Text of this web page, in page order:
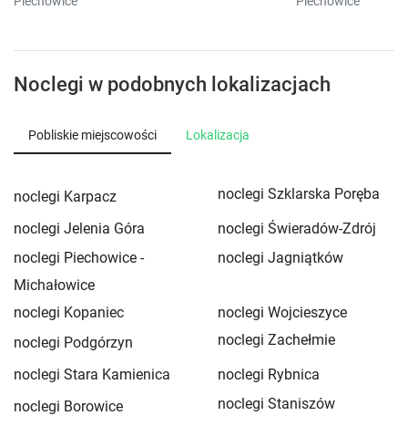
Noclegi w podobnych lokalizacjach
Pobliskie miejscowości Lokalizacja
noclegi Karpacz
noclegi Szklarska Poręba
noclegi Jelenia Góra
noclegi Świeradów-Zdrój
noclegi Piechowice -
Michałowice
noclegi Jagniątków
noclegi Kopaniec
noclegi Wojcieszyce
noclegi Podgórzyn
noclegi Zachełmie
noclegi Stara Kamienica
noclegi Rybnica
noclegi Borowice
noclegi Staniszów